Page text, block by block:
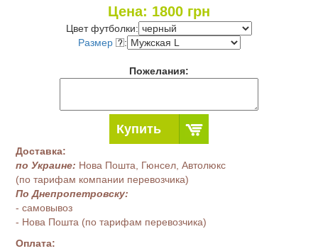
Цена: 1800 грн
Цвет футболки:
Размер
:
Пожелания:
Купить
Доставка:
по Украине: Нова Пошта, Гюнсел, Автолюкс
(по тарифам компании перевозчика)
По Днепропетровску:
- самовывоз
- Нова Пошта (по тарифам перевозчика)
Оплата: